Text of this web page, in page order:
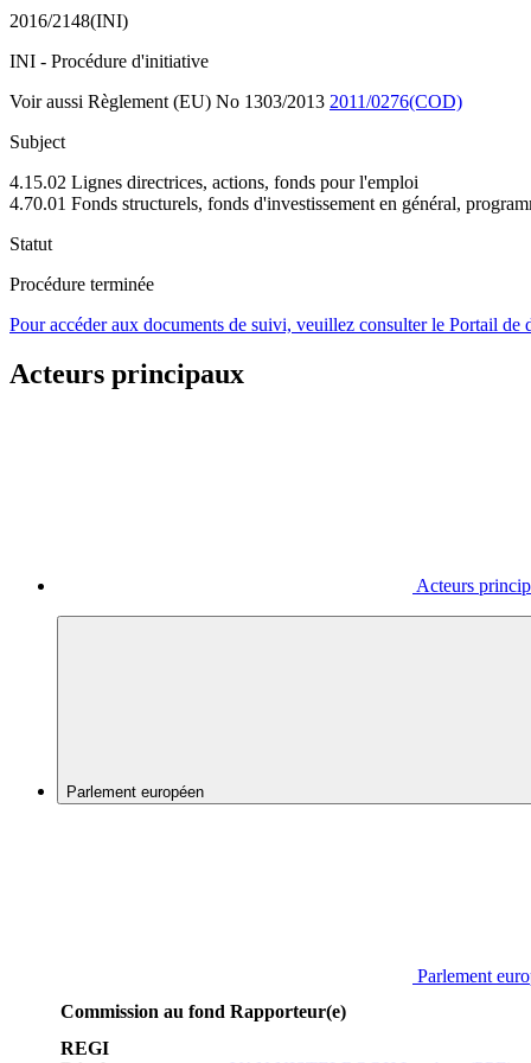
2016/2148(INI)
INI - Procédure d'initiative
Voir aussi Règlement (EU) No 1303/2013 2011/0276(COD)
Subject
4.15.02 Lignes directrices, actions, fonds pour l'emploi
4.70.01 Fonds structurels, fonds d'investissement en général,
Statut
Procédure terminée
Pour accéder aux documents de suivi, veuillez consulter le Portail de
Acteurs principaux
Acteurs
Parlement européen
Parlement
Commission au fond Rapporteur(e)
REGI